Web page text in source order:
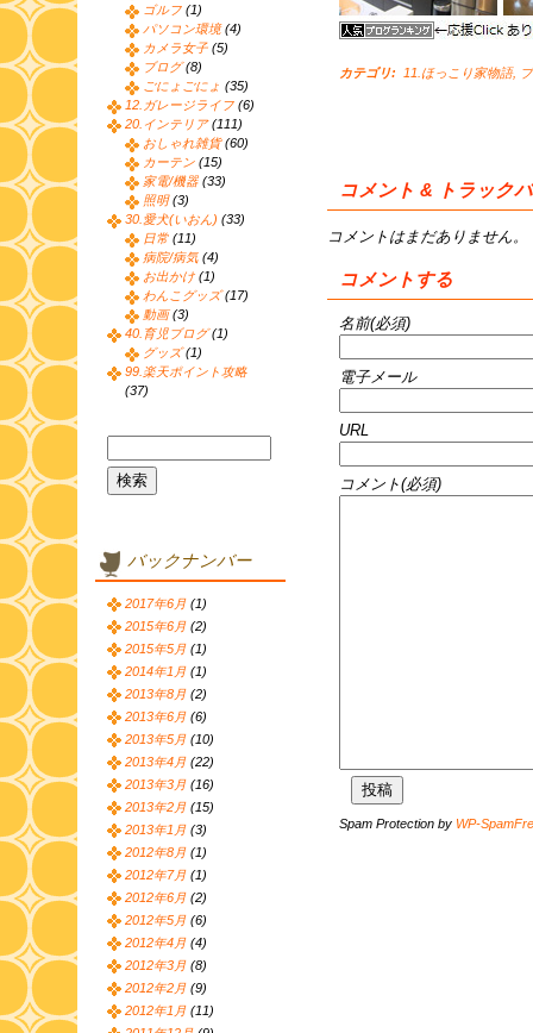
カテゴリ: 11.ほっこり家物語,
コメント & トラック
コメントはまだありません。
コメントする
名前(必須)
電子メール
URL
コメント(必須)
Spam Protection by WP-
ゴルフ (1)
パソコン環境(4)
カメラ女子 (5)
ブログ(8)
ごにょごにょ (35)
12.ガレージライフ (6)
20.インテリア(111)
おしゃれ雑貨(60)
カーテン (15)
家電/機器 (33)
照明(3)
30.愛犬(いおん) (33)
日常 (11)
病院/病気 (4)
お出かけ (1)
わんこグッズ(17)
動画(3)
40.育児ブログ(1)
グッズ(1)
99.楽天ポイント攻略
(37)
バックナンバー
2017年6月 (1)
2015年6月 (2)
2015年5月 (1)
2014年1月 (1)
2013年8月 (2)
2013年6月 (6)
2013年5月 (10)
2013年4月 (22)
2013年3月 (16)
2013年2月 (15)
2013年1月 (3)
2012年8月 (1)
2012年7月 (1)
2012年6月 (2)
2012年5月 (6)
2012年4月 (4)
2012年3月 (8)
2012年2月 (9)
2012年1月 (11)